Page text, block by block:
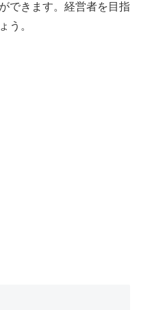
できます。経営者を目指
う。